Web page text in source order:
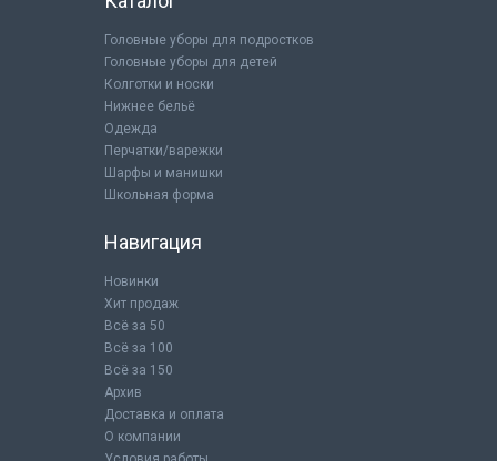
Головные уборы для подростков
Головные уборы для детей
Колготки и носки
Нижнее бельё
Одежда
Перчатки/варежки
Шарфы и манишки
Школьная форма
Навигация
Новинки
Хит продаж
Всё за 50
Всё за 100
Всё за 150
Архив
Доставка и оплата
О компании